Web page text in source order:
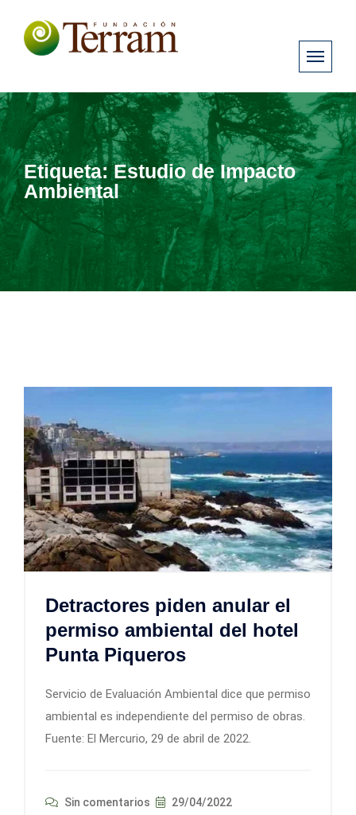
Etiqueta:Estudio de Impacto
Ambiental
Detractores piden anular el
permiso ambiental del hotel
Punta Piqueros
Servicio de Evaluación Ambiental dice que permiso
ambiental es independiente del permiso de obras.
Fuente: El Mercurio, 29 de abril de 2022.
Sin comentarios 29/04/2022